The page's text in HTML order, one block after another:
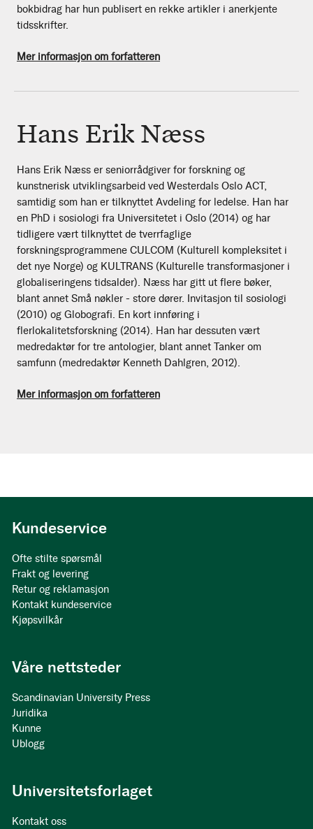
bokbidrag har hun publisert en rekke artikler i anerkjente
tidsskrifter.
Mer informasjon om forfatteren
Hans Erik Næss
Hans Erik Næss er seniorrådgiver for forskning og
kunstnerisk utviklingsarbeid ved Westerdals Oslo ACT,
samtidig som han er tilknyttet Avdeling for ledelse. Han har
en PhD i sosiologi fra Universitetet i Oslo (2014) og har
tidligere vært tilknyttet de tverrfaglige
forskningsprogrammene CULCOM (Kulturell kompleksitet i
det nye Norge) og KULTRANS (Kulturelle transformasjoner i
globaliseringens tidsalder). Næss har gitt ut flere bøker,
blant annet Små nøkler - store dører. Invitasjon til sosiologi
(2010) og Globografi. En kort innføring i
flerlokalitetsforskning (2014). Han har dessuten vært
medredaktør for tre antologier, blant annet Tanker om
samfunn (medredaktør Kenneth Dahlgren, 2012).
Mer informasjon om forfatteren
Kundeservice
Ofte stilte spørsmål
Frakt og levering
Retur og reklamasjon
Kontakt kundeservice
Kjøpsvilkår
Våre nettsteder
Scandinavian University Press
Juridika
Kunne
Ublogg
Universitetsforlaget
Kontakt oss